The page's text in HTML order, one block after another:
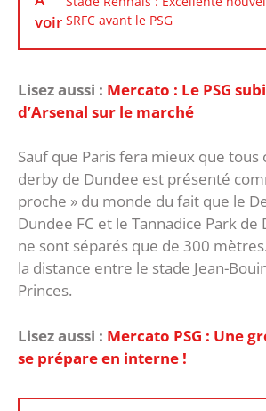
voir SRFC avant le PSG
Lisez aussi : Mercato : Le PSG
d’Arsenal sur le marché
Sauf que Paris fera mieux que tous
derby de Dundee est présenté
proche » du monde du fait que le
Dundee FC et le Tannadice Park
ne sont séparés que de 300
la distance entre le stade Jean-
Princes.
Lisez aussi : Mercato PSG : Une
se prépare en interne !